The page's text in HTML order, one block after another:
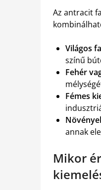
Az antracit
Világos
színű
Fehér
Fémes
annak
Mikor